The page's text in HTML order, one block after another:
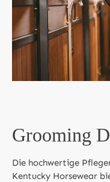
Grooming
Die hochwertige
Kentucky Horsewear